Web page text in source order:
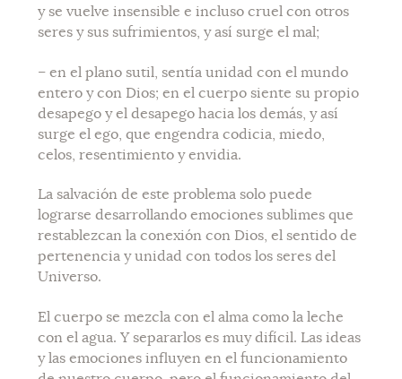
y se vuelve insensible e incluso cruel con otros
seres y sus sufrimientos, y así surge el mal;
– en el plano sutil, sentía unidad con el mundo
entero y con Dios; en el cuerpo siente su propio
desapego y el desapego hacia los demás, y así
surge el ego, que engendra codicia, miedo,
celos, resentimiento y envidia.
La salvación de este problema solo puede
lograrse desarrollando emociones sublimes que
restablezcan la conexión con Dios, el sentido de
pertenencia y unidad con todos los seres del
Universo.
El cuerpo se mezcla con el alma como la leche
con el agua. Y separarlos es muy difícil. Las ideas
y las emociones influyen en el funcionamiento